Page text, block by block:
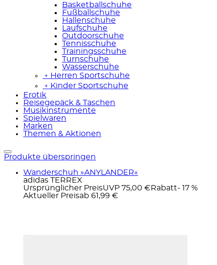
Basketballschuhe
Fußballschuhe
Hallenschuhe
Laufschuhe
Outdoorschuhe
Tennisschuhe
Trainingsschuhe
Turnschuhe
Wasserschuhe
﹢ Herren Sportschuhe
﹢ Kinder Sportschuhe
Erotik
Reisegepäck & Taschen
Musikinstrumente
Spielwaren
Marken
Themen & Aktionen
Produkte überspringen
Wanderschuh »ANYLANDER«
adidas TERREX
Ursprünglicher PreisUVP 75,00 € Rabatt- 17 %
Aktueller Preisab 61,99 €